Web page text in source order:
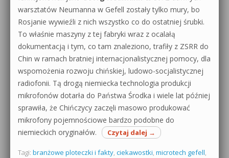
warsztatów Neumanna w Gefell zostały tylko mury, bo
Rosjanie wywieźli z nich wszystko co do ostatniej śrubki.
To właśnie maszyny z tej fabryki wraz z ocalałą
dokumentacją i tym, co tam znaleziono, trafiły z ZSRR do
Chin w ramach bratniej internacjonalistycznej pomocy, dla
wspomożenia rozwoju chińskiej, ludowo-socjalistycznej
radiofonii. Tą drogą niemiecka technologia produkcji
mikrofonów dotarła do Państwa Środka i wiele lat później
sprawiła, że Chińczycy zaczęli masowo produkować
mikrofony pojemnościowe bardzo podobne do
niemieckich oryginałów.
Czytaj dalej →
Tagi: branżowe ploteczki i fakty, ciekawostki, microtech gefell,